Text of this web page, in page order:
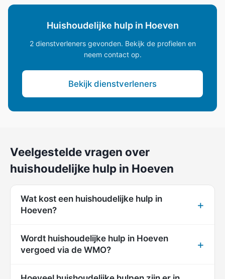
Huishoudelijke hulp in Hoeven
2 dienstverleners gevonden. Bekijk de profielen en
neem contact op.
Bekijk dienstverleners
Veelgestelde vragen over
huishoudelijke hulp in Hoeven
Wat kost een huishoudelijke hulp in
Hoeven?
Wordt huishoudelijke hulp in Hoeven
vergoed via de WMO?